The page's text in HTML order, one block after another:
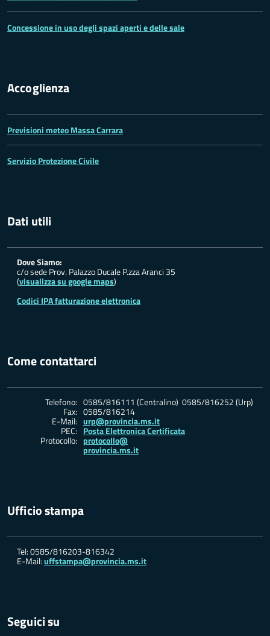
Concessione in uso degli spazi aperti e delle sale
Accoglienza
Previsioni meteo Massa Carrara
Servizio Protezione Civile
Dati utili
Dove Siamo:
c/o sede Prov. Palazzo Ducale P.zza Aranci 35
(visualizza su google maps)
Codici IPA fatturazione elettronica
Come contattarci
Telefono: 0585/816111 (Centralino) 0585/816252 (Urp)
Fax: 0585/816214
E-Mail: urp@provincia.ms.it
PEC: Posta Elettronica Certificata
Protocollo: protocollo@
provincia.ms.it
Ufficio stampa
Tel: 0585/816203-816342
E-Mail:uffstampa@provincia.ms.it
Seguici su